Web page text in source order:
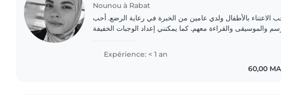
Nounou à Rabat
الاعتناء بالأطفال ولدي عامين من الخبرة في رعاية الرضع. أحب
والموسيقى والقراءة معهم. كما يمكنني إعداد الوجبات الخفيفة
Expérience: < 1 an
60,00